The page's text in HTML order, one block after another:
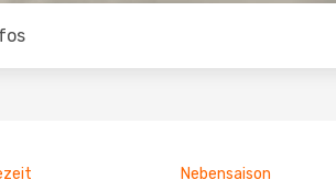
Nebensaison